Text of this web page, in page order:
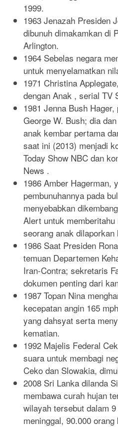
1999.
1963 Jenazah Presiden
dibunuh dimakamkan di
Arlington.
1964 Sebelas negara
untuk menyelamatkan
1971 Christina
dengan Anak , serial TV
1981 Jenna Bush
George W. Bush; dia
anak kembar pertama
saat ini (2013) menjadi
Today Show NBC dan
News .
1986 Amber Hagerman,
pembunuhannya pada
menyebabkan
Alert untuk
seorang anak
1986 Saat Presiden
temuan Departemen
Iran-Contra; sekretaris
dokumen penting dari
1987 Topan Nina
kecepatan angin 165
yang dahsyat serta
kematian.
1992 Majelis Federal
suara untuk membagi
Ceko dan Slowakia,
2008 Sri Lanka dilanda
membawa curah hujan
wilayah tersebut dalam
meninggal, 90.000